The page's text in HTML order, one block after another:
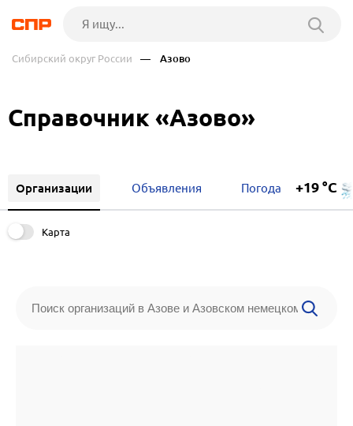
Сибирский округ России — Азово
Справочник «Азово»
Организации Объявления Погода +19 °C
Карта